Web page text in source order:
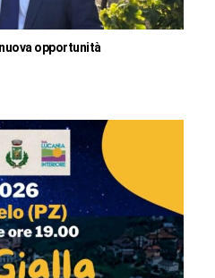
opportunità